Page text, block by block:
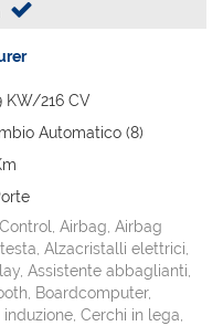
KW/216 CV
Automatico (8)
Airbag, Airbag
Alzacristalli elettrici,
Assistente abbaglianti,
Boardcomputer,
Cerchi in lega,